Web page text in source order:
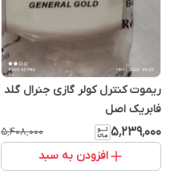
ریموت کنترل کولر گازی جنرال گلد
فابریک اصل
۵٬۲۳۹٬۰۰۰ ۵٬۴۰۸٬۰۰۰
افزودن به سبد